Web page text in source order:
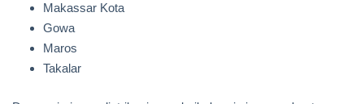
Makassar Kota
Gowa
Maros
Takalar